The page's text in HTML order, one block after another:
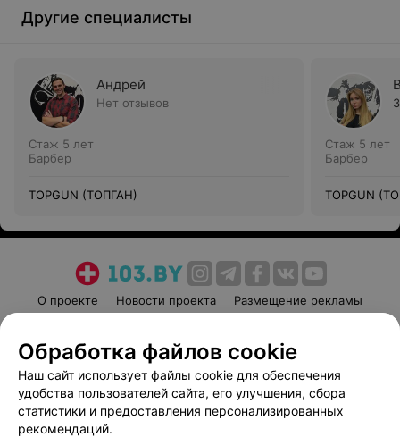
Другие специалисты
Андрей
Нет отзывов
Стаж 5 лет
Барбер
TOPGUN (ТОПГАН)
Стаж 5 лет
Барбер
TOPGUN
О проекте Новости проекта
Размещение рекламы
Пользовательское соглашение
Способы оплаты
Вакансии
Партнеры
Написать руководителю 103.by
Обработка файлов cookie
Наш сайт использует файлы cookie для обеспечения
удобства пользователей сайта, его улучшения, сбора
статистики и предоставления персонализированных
рекомендаций.